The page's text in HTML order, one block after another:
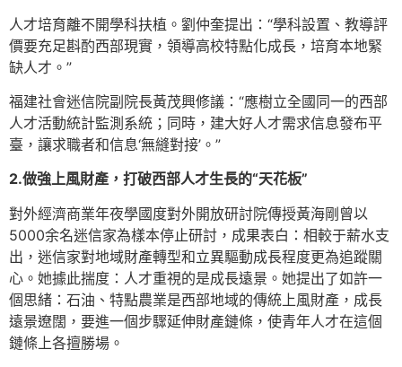
人才培育離不開學科扶植。劉仲奎提出：“學科設置、教導評
價要充足斟酌西部現實，領導高校特點化成長，培育本地緊
缺人才。”
福建社會迷信院副院長黃茂興修議：“應樹立全國同一的西部
人才活動統計監測系統；同時，建大好人才需求信息發布平
臺，讓求職者和信息‘無縫對接’。”
2.做強上風財產，打破西部人才生長的“天花板”
對外經濟商業年夜學國度對外開放研討院傳授黃海剛曾以
5000余名迷信家為樣本停止研討，成果表白：相較于薪水支
出，迷信家對地域財產轉型和立異驅動成長程度更為追蹤關
心。她據此揣度：人才重視的是成長遠景。她提出了如許一
個思緒：石油、特點農業是西部地域的傳統上風財產，成長
遠景遼闊，要進一個步驟延伸財產鏈條，使青年人才在這個
鏈條上各擅勝場。